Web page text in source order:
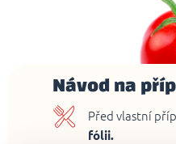
Návod na
Před vlastní
fólii.